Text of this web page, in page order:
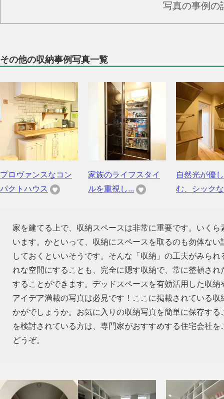
写真の事例の
その他の収納事例写真一覧
プロヴァンスなコン
パクトハウス
家族のライフスタイ
ルを重視し...
自然光が優
む、シック
家を建てる上で、収納スペースは非常に重要です。いく
います。かといって、収納にスペースを取るのも勿体な
しておくといいそうです。そんな「収納」の工夫がみら
れな空間にすることも、完全に隠す収納で、常に整頓さ
することができます。デッドスペースを有効活用した収
アイデア満載の写真は必見です！ここに掲載されている
かがでしょうか。お気に入りの収納写真を簡単に保存す
を検討されている方は、専門家がおすすめする住宅会社
どうぞ。